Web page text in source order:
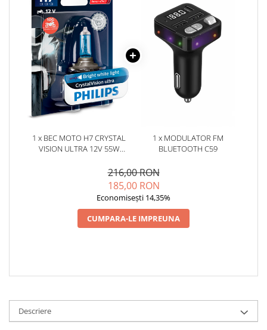
1 x BEC MOTO H7 CRYSTAL
VISION ULTRA 12V 55W
1 x MODULATOR FM
BLUETOOTH C59
216,00 RON
185,00 RON
Economisești 14,35%
CUMPARA-LE IMPREUNA
Descriere